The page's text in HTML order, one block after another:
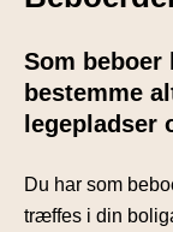
Som
bestemme
legepladser
Du har som
træffes i din